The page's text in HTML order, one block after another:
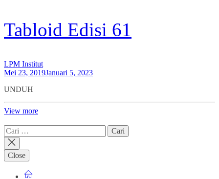
Tabloid Edisi 61
LPM Institut
Mei 23, 2019Januari 5, 2023
UNDUH
View more
Cari
untuk:
Close